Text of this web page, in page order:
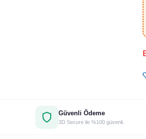
Güvenli Ödeme
3D Secure ile %100 güvenli.